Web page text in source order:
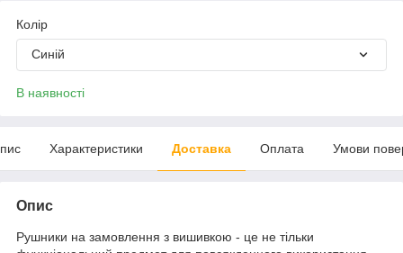
Колір
Синій
В наявності
Характеристики Доставка Оплата Умови
Опис
Рушники на замовлення з вишивкою - це не тільки